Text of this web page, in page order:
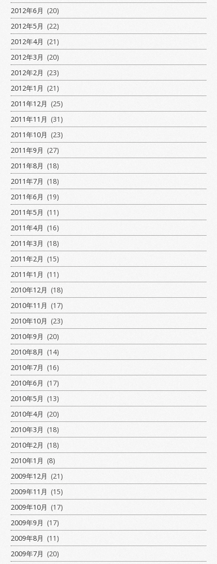
2012年6月 (20)
2012年5月 (22)
2012年4月 (21)
2012年3月 (20)
2012年2月 (23)
2012年1月 (21)
2011年12月 (25)
2011年11月 (31)
2011年10月 (23)
2011年9月 (27)
2011年8月 (18)
2011年7月 (18)
2011年6月 (19)
2011年5月 (11)
2011年4月 (16)
2011年3月 (18)
2011年2月 (15)
2011年1月 (11)
2010年12月 (18)
2010年11月 (17)
2010年10月 (23)
2010年9月 (20)
2010年8月 (14)
2010年7月 (16)
2010年6月 (17)
2010年5月 (13)
2010年4月 (20)
2010年3月 (18)
2010年2月 (18)
2010年1月 (8)
2009年12月 (21)
2009年11月 (15)
2009年10月 (17)
2009年9月 (17)
2009年8月 (11)
2009年7月 (20)